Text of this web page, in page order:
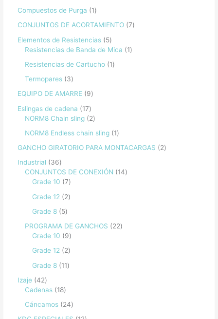
Compuestos de Purga
1
CONJUNTOS DE ACORTAMIENTO 7
Elementos de Resistencias
5
Resistencias de Banda de Mica
1
Resistencias de Cartucho
1
Termopares
3
EQUIPO DE AMARRE
9
Eslingas de cadena
17
NORM8 Chain sling
2
NORM8 Endless chain sling
1
GANCHO GIRATORIO PARA MONTACARGAS
2
Industrial
36
CONJUNTOS DE CONEXIÓN
14
Grade 10
7
Grade 12
2
Grade 8
5
PROGRAMA DE GANCHOS
22
Grade 10
9
Grade 12
2
Grade 8
11
Izaje
42
Cadenas
18
Cáncamos
24